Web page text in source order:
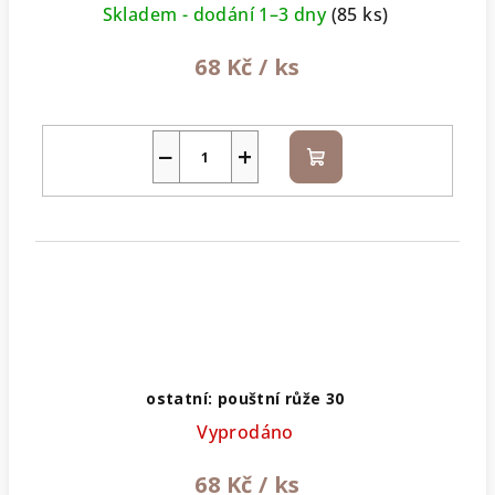
Skladem - dodání 1–3 dny(85 ks)
68 Kč / ks
+
− Do
košíku
ostatní: pouštní růže 30
Vyprodáno
68 Kč / ks